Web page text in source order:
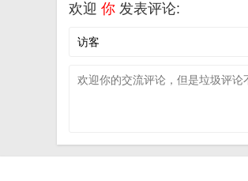
欢迎 你 发表评论: